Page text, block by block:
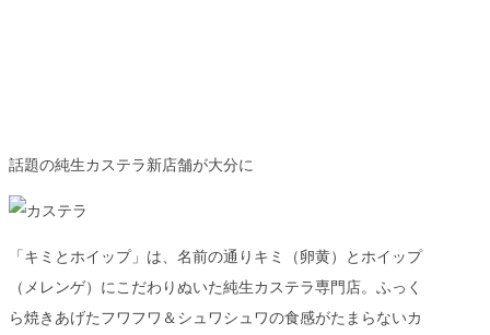
話題の純生カステラ新店舗が大分に
「キミとホイップ」は、名前の通りキミ（卵黄）とホイップ
（メレンゲ）にこだわりぬいた純生カステラ専門店。ふっく
ら焼きあげたフワフワ＆シュワシュワの食感がたまらないカ